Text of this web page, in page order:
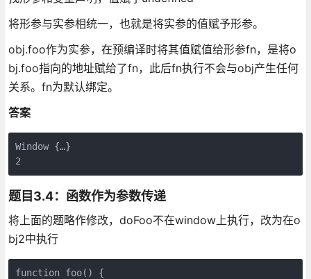
将形参与实参相统一，也就是将实参的值赋予形参。
obj.foo作为实参，在预编译时将其值赋值给形参fn，是将o
bj.foo指向的地址赋给了fn，此后fn执行不会与obj产生任何
关系。fn为默认绑定。
答案
Window {…}
题目3.4：函数作为参数传递
将上面的题略作修改，doFoo不在window上执行，改为在o
bj2中执行
function foo() {